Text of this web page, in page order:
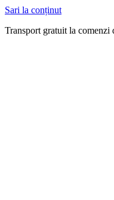
Sari la conținut
Transport gratuit la